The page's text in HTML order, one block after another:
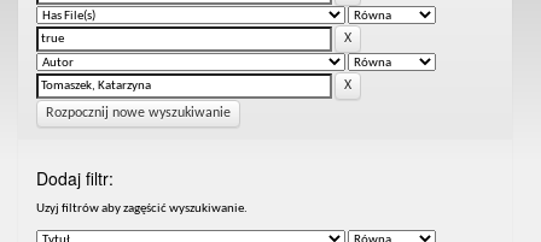
Rozpocznij nowe wyszukiwanie
Dodaj filtr:
Uzyj filtrów aby zagęścić wyszukiwanie.